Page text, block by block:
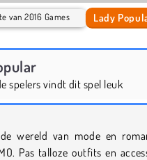
van 2016 Games Lady
spelers vindt dit spel leuk
wereld van mode en
Pas talloze outfits en